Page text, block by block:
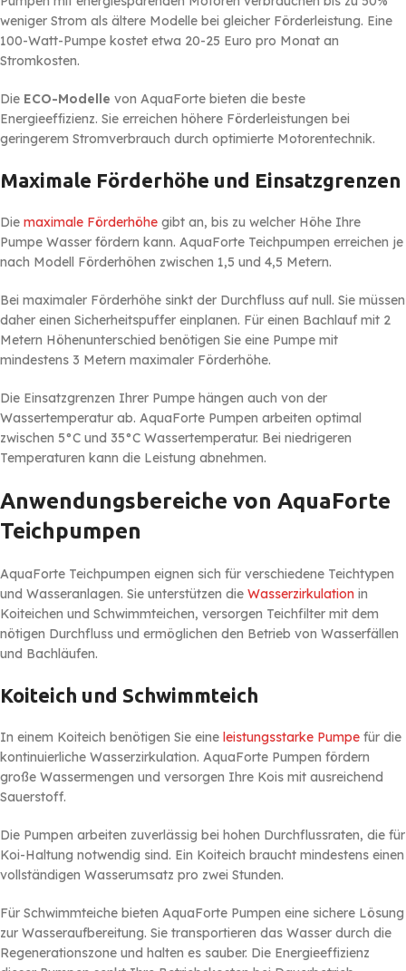
weniger Strom als ältere Modelle bei gleicher Förderleistung. Eine
100-Watt-Pumpe kostet etwa 20-25 Euro pro Monat an
Stromkosten.
Die ECO-Modelle von AquaForte bieten die beste
Energieeffizienz. Sie erreichen höhere Förderleistungen bei
geringerem Stromverbrauch durch optimierte Motorentechnik.
Maximale Förderhöhe und Einsatzgrenzen
Die maximale Förderhöhe gibt an, bis zu welcher Höhe Ihre
Pumpe Wasser fördern kann. AquaForte Teichpumpen erreichen je
nach Modell Förderhöhen zwischen 1,5 und 4,5 Metern.
Bei maximaler Förderhöhe sinkt der Durchfluss auf null. Sie müssen
daher einen Sicherheitspuffer einplanen. Für einen Bachlauf mit 2
Metern Höhenunterschied benötigen Sie eine Pumpe mit
mindestens 3 Metern maximaler Förderhöhe.
Die Einsatzgrenzen Ihrer Pumpe hängen auch von der
Wassertemperatur ab. AquaForte Pumpen arbeiten optimal
zwischen 5°C und 35°C Wassertemperatur. Bei niedrigeren
Temperaturen kann die Leistung abnehmen.
Anwendungsbereiche von AquaForte
Teichpumpen
AquaForte Teichpumpen eignen sich für verschiedene Teichtypen
und Wasseranlagen. Sie unterstützen die Wasserzirkulation in
Koiteichen und Schwimmteichen, versorgen Teichfilter mit dem
nötigen Durchfluss und ermöglichen den Betrieb von Wasserfällen
und Bachläufen.
Koiteich und Schwimmteich
In einem Koiteich benötigen Sie eine leistungsstarke Pumpe für die
kontinuierliche Wasserzirkulation. AquaForte Pumpen fördern
große Wassermengen und versorgen Ihre Kois mit ausreichend
Sauerstoff.
Die Pumpen arbeiten zuverlässig bei hohen Durchflussraten, die für
Koi-Haltung notwendig sind. Ein Koiteich braucht mindestens einen
vollständigen Wasserumsatz pro zwei Stunden.
Für Schwimmteiche bieten AquaForte Pumpen eine sichere Lösung
zur Wasseraufbereitung. Sie transportieren das Wasser durch die
Regenerationszone und halten es sauber. Die Energieeffizienz